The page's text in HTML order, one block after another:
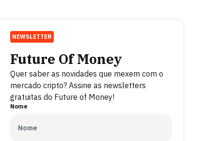
NEWSLETTER
Future Of Money
Quer saber as novidades que mexem com o
mercado cripto? Assine as newsletters
gratuitas do Future of Money!
Nome